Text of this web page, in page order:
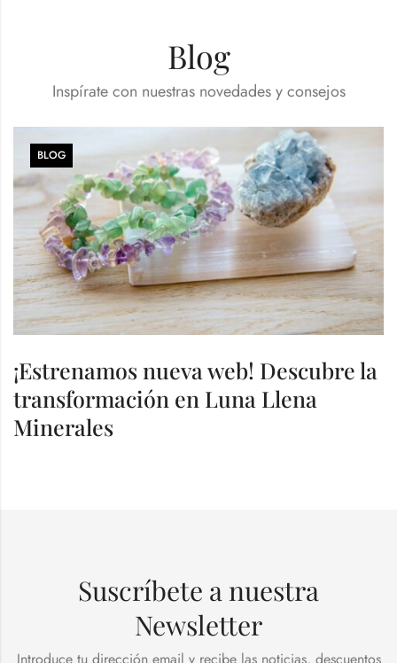
Blog
Inspírate con nuestras novedades y consejos
BLOG
¡Estrenamos nueva web! Descubre la
transformación en Luna Llena
Minerales
Suscríbete a nuestra
Newsletter